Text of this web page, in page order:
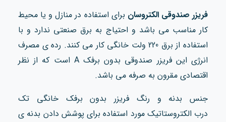
فریزر صندوقی الکتروسان برای استفاده در منازل و یا محیط
کار مناسب می باشد و احتیاج به برق صنعتی ندارد و با
استفاده از برق 220 ولت خانگی کار می کنند. رده ی مصرف
انرژی این فریزر صندوقی بدون برفک A است که از نظر
اقتصادی مقرون به صرفه می باشد.
جنس بدنه و رنگ فریزر بدون برفک خانگی تک
درب الکتروستاتیک مورد استفاده برای پوشش دادن بدنه ی